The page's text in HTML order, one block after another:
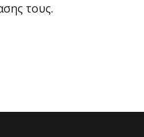
τους.